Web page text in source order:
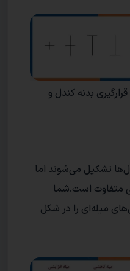
بدنه کندل و
تشکیل می‌شوند اما
متفاوت است.شما
میله‌ای را در شکل